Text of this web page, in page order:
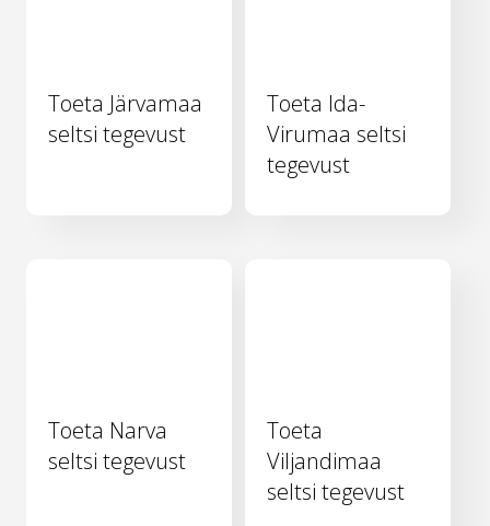
Toeta Järvamaa
seltsi tegevust
Toeta Ida-
Virumaa seltsi
tegevust
Toeta Narva
seltsi tegevust
Toeta
Viljandimaa
seltsi tegevust